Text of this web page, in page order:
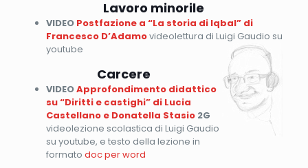
Lavoro minorile
VIDEO Postfazione a “La storia di Iqbal” di
Francesco D’Adamovideolettura di Luigi Gaudio su
youtube
Carcere
VIDEOApprofondimento didattico
su “Diritti e castighi” di Lucia
Castellano e Donatella Stasio2G
videolezione scolastica di Luigi Gaudio
su youtube, e testo della lezione in
formato doc per word